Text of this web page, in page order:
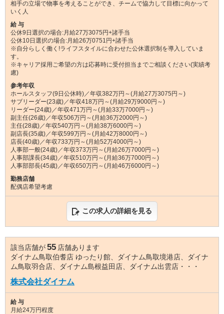
相手の立場で物事を考えることができ、チームで協力して目標に向かって
いく人
給 与
公休9日選択の場合:月給27万3075円+諸手当
公休10日選択の場合:月給26万0751円+諸手当
※自分らしく働く!ライフスタイルに合わせた公休選択制を導入していま
す。
※キャリア採用ご希望の方は応募時に受付担当までご相談ください(実績考
慮)
参考年収
ホールスタッフ(9日公休時)／年収382万円～(月給27万3075円～)
サブリーダー(23歳)／年収418万円～(月給29万9000円～)
リーダー(24歳)／年収471万円～(月給33万7000円～)
副主任(26歳)／年収506万円～(月給36万2000円～)
主任(28歳)／年収540万円～(月給38万6000円～)
副店長(35歳)／年収599万円～(月給42万8000円～)
店長(40歳)／年収733万円～(月給52万4000円～)
人事部一般(24歳)／年収373万円～(月給26万7000円～)
人事部課長(34歳)／年収510万円～(月給36万7000円～)
人事部部長(45歳)／年収650万円～(月給46万6000円～)
勤務店舗
配偶店希望考慮
この求人の詳細を見る
該当店舗が55 店舗あります
ダイナム鳥取伯耆店 ゆったり館、ダイナム鳥取境港店、ダイナ
ム鳥取羽合店、ダイナム島根益田店、ダイナム出雲店・・・
株式会社ダイナム
給 与
月給24万円程度